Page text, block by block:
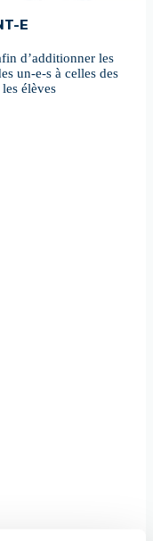
E
d’additionner les
un-e-s à celles des
élèves